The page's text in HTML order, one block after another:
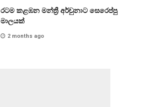
රටම කළඹන මන්ත්‍රී අර්චුනාට සෙරෙප්පු
මාලයක්
2 months ago